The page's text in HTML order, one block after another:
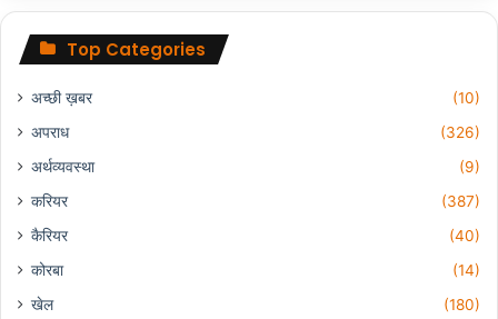
Top Categories
अच्छी ख़बर
(10)
अपराध
(326)
अर्थव्यवस्था
(9)
करियर
(387)
कैरियर
(40)
कोरबा
(14)
खेल
(180)